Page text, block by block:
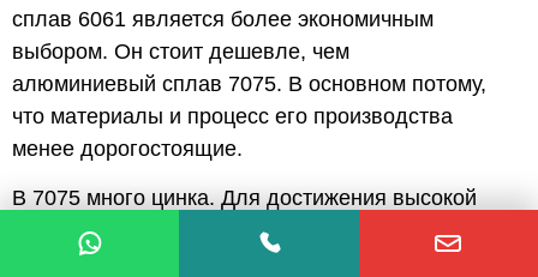
сплав 6061 является более экономичным
выбором. Он стоит дешевле, чем
алюминиевый сплав 7075. В основном потому,
что материалы и процесс его производства
менее дорогостоящие.
В 7075 много цинка. Для достижения высокой
прочности ему требуется дополнительная
обработка. Эта дополнительная обработка